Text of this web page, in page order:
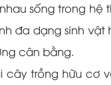
sống trong
đa dạng sinh
cân bằng.
trồng hữu cơ